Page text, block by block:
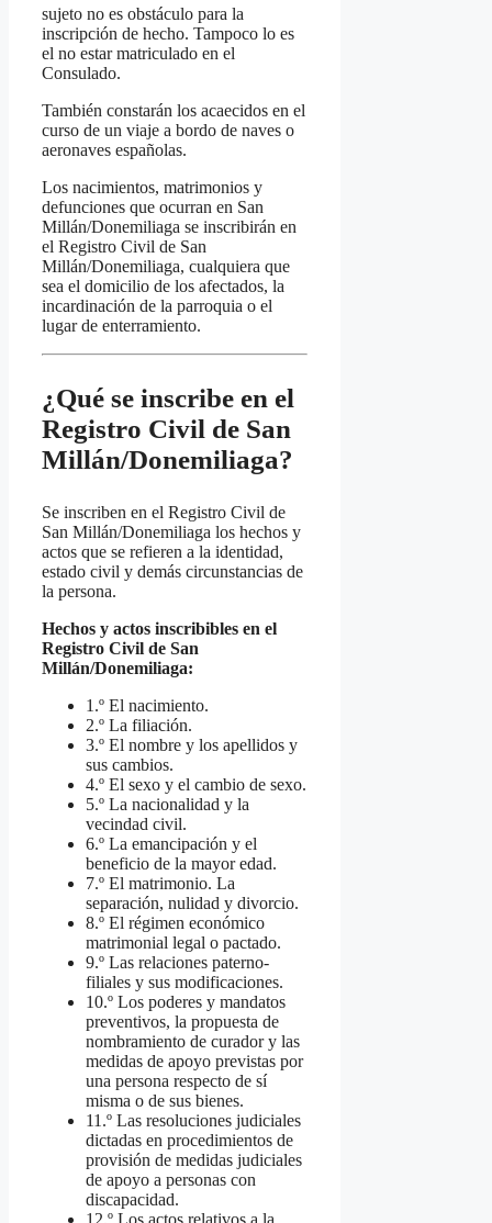
sujeto no es obstáculo para la
inscripción de hecho. Tampoco lo es
el no estar matriculado en el
Consulado.
También constarán los acaecidos en el
curso de un viaje a bordo de naves o
aeronaves españolas.
Los nacimientos, matrimonios y
defunciones que ocurran en San
Millán/Donemiliaga se inscribirán en
el Registro Civil de San
Millán/Donemiliaga, cualquiera que
sea el domicilio de los afectados, la
incardinación de la parroquia o el
lugar de enterramiento.
¿Qué se inscribe en el
Registro Civil de San
Millán/Donemiliaga?
Se inscriben en el Registro Civil de
San Millán/Donemiliaga los hechos y
actos que se refieren a la identidad,
estado civil y demás circunstancias de
la persona.
Hechos y actos inscribibles en el
Registro Civil de San
Millán/Donemiliaga:
1.º El nacimiento.
2.º La filiación.
3.º El nombre y los apellidos y
sus cambios.
4.º El sexo y el cambio de sexo.
5.º La nacionalidad y la
vecindad civil.
6.º La emancipación y el
beneficio de la mayor edad.
7.º El matrimonio. La
separación, nulidad y divorcio.
8.º El régimen económico
matrimonial legal o pactado.
9.º Las relaciones paterno-
filiales y sus modificaciones.
10.º Los poderes y mandatos
preventivos, la propuesta de
nombramiento de curador y las
medidas de apoyo previstas por
una persona respecto de sí
misma o de sus bienes.
11.º Las resoluciones judiciales
dictadas en procedimientos de
provisión de medidas judiciales
de apoyo a personas con
discapacidad.